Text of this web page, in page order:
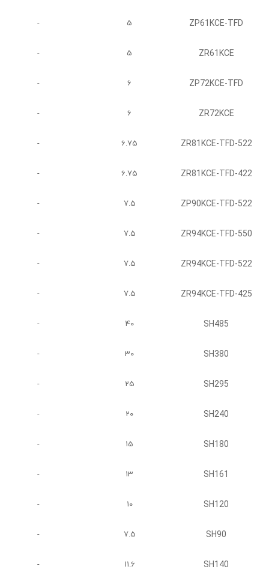
ZP61KCE-TFD
5
-
ZR61KCE
5
-
ZP72KCE-TFD
6
-
ZR72KCE
6
-
ZR81KCE-TFD-522
6.75
-
ZR81KCE-TFD-422
6.75
-
ZP90KCE-TFD-522
7.5
-
ZR94KCE-TFD-550
7.5
-
ZR94KCE-TFD-522
7.5
-
ZR94KCE-TFD-425
7.5
-
SH485
40
-
SH380
30
-
SH295
25
-
SH240
20
-
SH180
15
-
SH161
13
-
SH120
10
-
SH90
7.5
-
SH140
11.6
-